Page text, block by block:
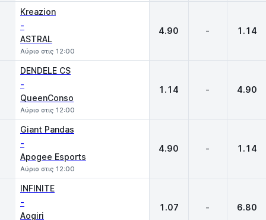
Kreazion
-
ASTRAL
Αύριο στις 12:00
4.90 - 1.14
DENDELE CS
-
QueenConso
Αύριο στις 12:00
1.14 - 4.90
Giant Pandas
-
Apogee Esports
Αύριο στις 12:00
4.90 - 1.14
INFINITE
-
Aogiri
1.07 - 6.80